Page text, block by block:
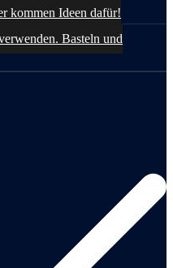
kommen Ideen dafür!
Basteln und